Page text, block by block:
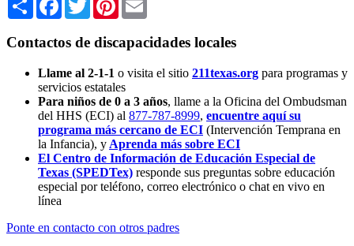
Contactos de discapacidades locales
Llame al 2-1-1 o visita el sitio 211texas.org para programas y
servicios estatales
Para niños de 0 a 3 años, llame a la Oficina del Ombudsman
del HHS (ECI) al 877-787-8999, encuentre aquí su
programa más cercano de ECI (Intervención Temprana en
la Infancia), y Aprenda más sobre ECI
El Centro de Información de Educación Especial de
Texas (SPEDTex) responde sus preguntas sobre educación
especial por teléfono, correo electrónico o chat en vivo en
línea
Ponte en contacto con otros padres